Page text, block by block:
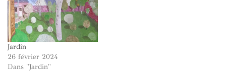
Jardin
26 février 2024
Dans "Jardin"